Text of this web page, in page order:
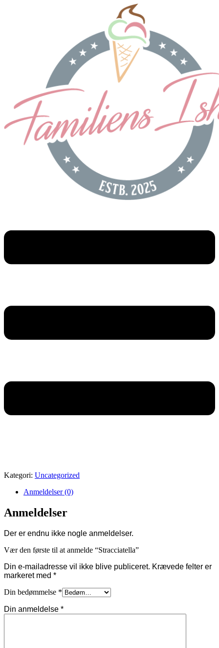
Kategori: Uncategorized
Anmeldelser (0)
Anmeldelser
Der er endnu ikke nogle anmeldelser.
Vær den første til at anmelde “Stracciatella”
Din e-mailadresse vil ikke blive publiceret. Krævede felter er
markeret med *
Din bedømmelse *
Din anmeldelse *